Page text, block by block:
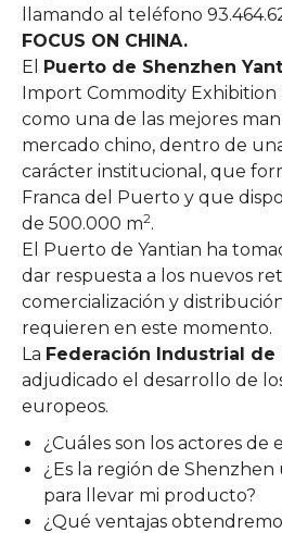
llamando al teléfono
FOCUS ON CHINA.
El Puerto de Shenzhen
Import Commodity Exhibition
como una de las mejores
mercado chino, dentro de
carácter institucional, que
Franca del Puerto y que
de 500.000 m2.
El Puerto de Yantian ha
dar respuesta a los nuevos
comercialización y
requieren en este momento.
La Federación Industrial de
adjudicado el desarrollo de
europeos.
¿Cuáles son los actores de
¿Es la región de
para llevar mi producto?
¿Qué ventajas